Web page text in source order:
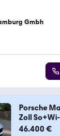
Gmbh
Porsche
Zoll
46.400 €